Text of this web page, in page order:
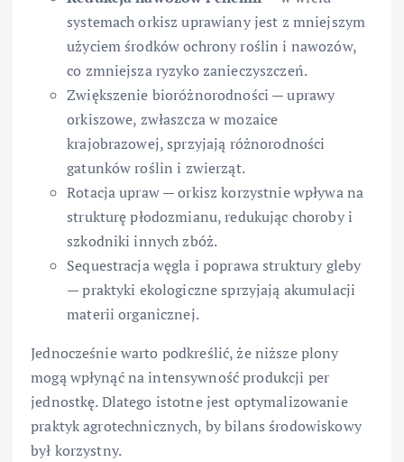
systemach orkisz uprawiany jest z mniejszym
użyciem środków ochrony roślin i nawozów,
co zmniejsza ryzyko zanieczyszczeń.
Zwiększenie bioróżnorodności — uprawy
orkiszowe, zwłaszcza w mozaice
krajobrazowej, sprzyjają różnorodności
gatunków roślin i zwierząt.
Rotacja upraw — orkisz korzystnie wpływa na
strukturę płodozmianu, redukując choroby i
szkodniki innych zbóż.
Sequestracja węgla i poprawa struktury gleby
— praktyki ekologiczne sprzyjają akumulacji
materii organicznej.
Jednocześnie warto podkreślić, że niższe plony
mogą wpłynąć na intensywność produkcji per
jednostkę. Dlatego istotne jest optymalizowanie
praktyk agrotechnicznych, by bilans środowiskowy
był korzystny.